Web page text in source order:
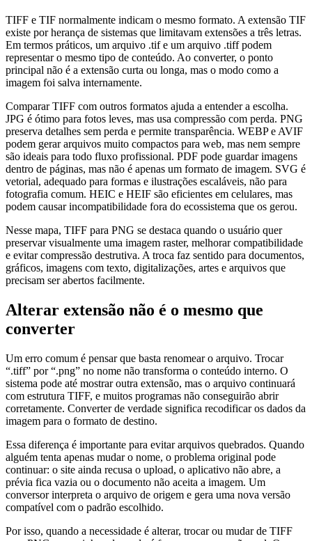
TIFF e TIF normalmente indicam o mesmo formato. A extensão TIF
existe por herança de sistemas que limitavam extensões a três letras.
Em termos práticos, um arquivo .tif e um arquivo .tiff podem
representar o mesmo tipo de conteúdo. Ao converter, o ponto
principal não é a extensão curta ou longa, mas o modo como a
imagem foi salva internamente.
Comparar TIFF com outros formatos ajuda a entender a escolha.
JPG é ótimo para fotos leves, mas usa compressão com perda. PNG
preserva detalhes sem perda e permite transparência. WEBP e AVIF
podem gerar arquivos muito compactos para web, mas nem sempre
são ideais para todo fluxo profissional. PDF pode guardar imagens
dentro de páginas, mas não é apenas um formato de imagem. SVG é
vetorial, adequado para formas e ilustrações escaláveis, não para
fotografia comum. HEIC e HEIF são eficientes em celulares, mas
podem causar incompatibilidade fora do ecossistema que os gerou.
Nesse mapa, TIFF para PNG se destaca quando o usuário quer
preservar visualmente uma imagem raster, melhorar compatibilidade
e evitar compressão destrutiva. A troca faz sentido para documentos,
gráficos, imagens com texto, digitalizações, artes e arquivos que
precisam ser abertos facilmente.
Alterar extensão não é o mesmo que
converter
Um erro comum é pensar que basta renomear o arquivo. Trocar
“.tiff” por “.png” no nome não transforma o conteúdo interno. O
sistema pode até mostrar outra extensão, mas o arquivo continuará
com estrutura TIFF, e muitos programas não conseguirão abrir
corretamente. Converter de verdade significa recodificar os dados da
imagem para o formato de destino.
Essa diferença é importante para evitar arquivos quebrados. Quando
alguém tenta apenas mudar o nome, o problema original pode
continuar: o site ainda recusa o upload, o aplicativo não abre, a
prévia fica vazia ou o documento não aceita a imagem. Um
conversor interpreta o arquivo de origem e gera uma nova versão
compatível com o padrão escolhido.
Por isso, quando a necessidade é alterar, trocar ou mudar de TIFF